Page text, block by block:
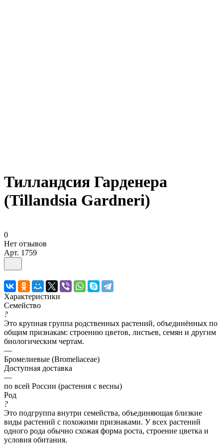
Тилландсия Гарденера
(Tillandsia Gardneri)
0
Нет отзывов
Арт. 1759
Характеристики
Семейство
?
Это крупная группа родственных растений, объединённых по
общим признакам: строению цветов, листьев, семян и другим
биологическим чертам.
—
Бромелиевые (Bromeliaceae)
Доступная доставка
—
по всей России (растения с весны)
Род
?
Это подгруппа внутри семейства, объединяющая близкие
виды растений с похожими признаками. У всех растений
одного рода обычно схожая форма роста, строение цветка и
условия обитания.